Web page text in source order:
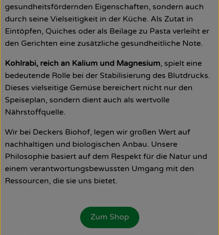
gesundheitsfördernden Eigenschaften, sondern auch
durch seine Vielseitigkeit in der Küche. Als Zutat in
Eintöpfen, Quiches oder als Beilage zu Pasta verleiht er
den Gerichten eine zusätzliche gesundheitliche Note.
Kohlrabi, reich an Kalium und Magnesium, spielt eine
bedeutende Rolle bei der Stabilisierung des Blutdrucks.
Dieses vielseitige Gemüse bereichert nicht nur den
Speiseplan, sondern dient auch als wertvolle
Nährstoffquelle.
Wir bei Deckers Biohof, legen wir großen Wert auf
nachhaltigen und biologischen Anbau. Unsere
Philosophie basiert auf dem Respekt für die Natur und
einem verantwortungsbewussten Umgang mit den
Ressourcen, die sie uns bietet.
Zum Shop